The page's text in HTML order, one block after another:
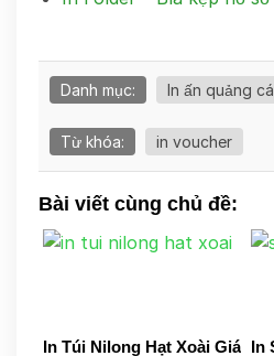
Danh mục: In ấn quảng
Từ khóa: in voucher
Bài viết cùng chủ đề:
In Túi Nilong Hạt Xoài Giá In